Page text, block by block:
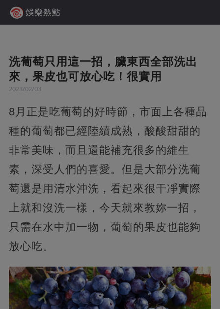
洗葡萄只用這一招，臟東西全部洗出
來，果皮也可放心吃！很實用
2023/02/03
8月正是吃葡萄的好時節，市面上各種品
種的葡萄都已經陸續成熟，酸酸甜甜的
非常美味，而且還能補充很多的維生
素，深受人們的喜愛。但是大部分洗葡
萄還是用清水沖洗，看起來很干凈實際
上就和沒洗一樣，今天就來教妳一招，
只需在水中加一物，葡萄的果皮也能夠
放心吃。